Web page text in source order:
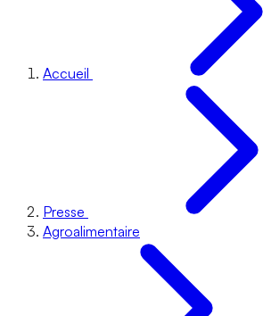
Accueil
Presse
Agroalimentaire